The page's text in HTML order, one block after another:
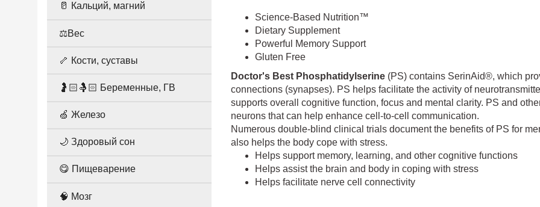
Science-Based Nutrition™
Dietary Supplement
Powerful Memory Support
Gluten Free
Doctor's Best Phosphatidylserine (PS) contains SerinAid®, which
connections (synapses). PS helps facilitate the activity of
supports overall cognitive function, focus and mental clarity. PS and
neurons that can help enhance cell-to-cell communication.
Numerous double-blind clinical trials document the benefits of PS for
also helps the body cope with stress.
Helps support memory, learning, and other cognitive functions
Helps assist the brain and body in coping with stress
Helps facilitate nerve cell connectivity
🥛 Кальций, магний
⚖️Вес
🦴 Кости, суставы
🤰🏻🤱🏻 Беременные, ГВ
🍏 Железо
🌙 Здоровый сон
😋 Пищеварение
🧠 Мозг